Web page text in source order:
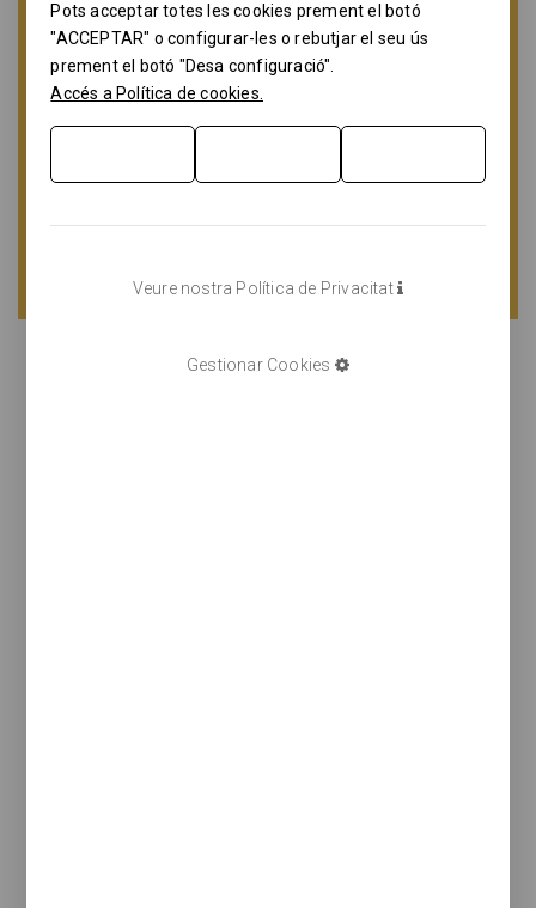
Pots acceptar totes les cookies prement el botó
"ACCEPTAR" o configurar-les o rebutjar el seu ús
prement el botó "Desa configuració".
Accés a Política de cookies.
Veure nostra Política de Privacitat
Gestionar Cookies